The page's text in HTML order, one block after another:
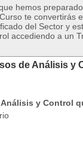
hemos
Curso te convertirás
del Sector y
accediendo a un
de Análisis y
y Control